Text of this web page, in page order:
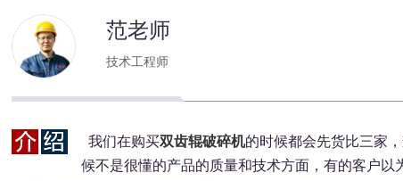
范老师
技术工程师
我们在购买双齿辊破碎机的时候都会先货比三家
候不是很懂的产品的质量和技术方面，有的客户